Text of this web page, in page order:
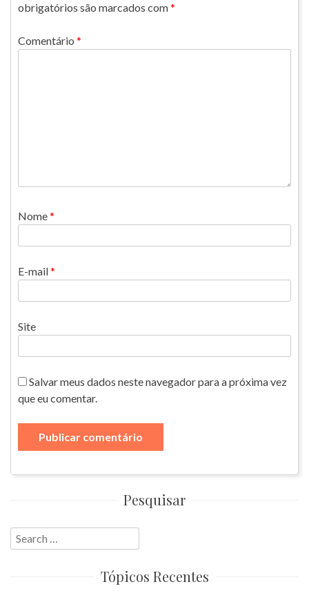
obrigatórios são marcados com*
Comentário *
Nome*
E-mail*
Site
Salvar meus dados neste navegador para a próxima vez
que eu comentar.
Pesquisar
Search
for:
Tópicos Recentes